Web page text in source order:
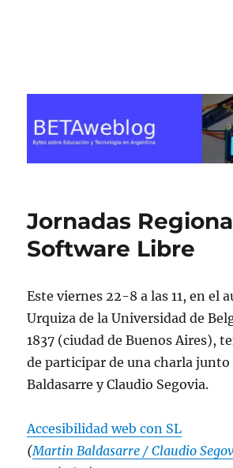
Jornadas
Software Libre
Este viernes 22-8 a las 11, en el
Urquiza de la Universidad de
1837 (ciudad de Buenos Aires),
de participar de una charla
Baldasarre y Claudio Segovia.
Accesibilidad web con SL
(Martin Baldasarre / Claudio